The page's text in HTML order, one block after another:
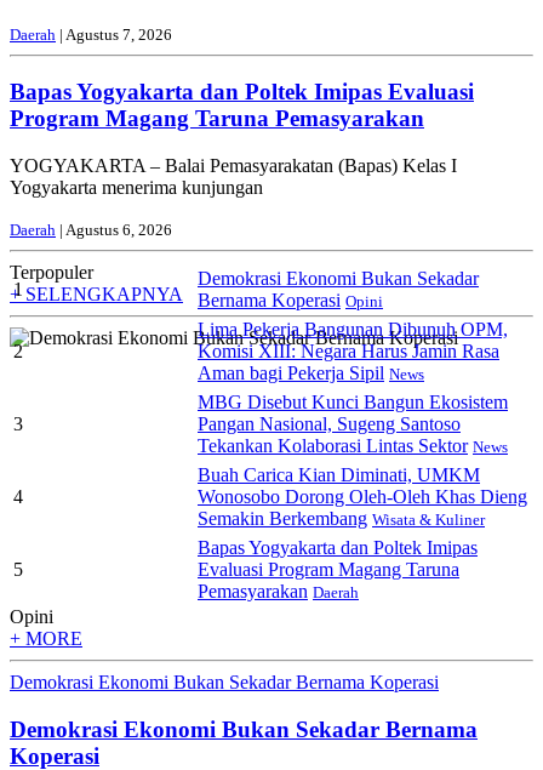
Daerah | Agustus 7, 2026
Bapas Yogyakarta dan Poltek Imipas Evaluasi
Program Magang Taruna Pemasyarakan
YOGYAKARTA – Balai Pemasyarakatan (Bapas) Kelas I
Yogyakarta menerima kunjungan
Daerah | Agustus 6, 2026
Terpopuler
+ SELENGKAPNYA
1
Demokrasi Ekonomi Bukan Sekadar
Bernama Koperasi Opini
2
Lima Pekerja Bangunan Dibunuh OPM,
Komisi XIII: Negara Harus Jamin Rasa
Aman bagi Pekerja Sipil News
3
MBG Disebut Kunci Bangun Ekosistem
Pangan Nasional, Sugeng Santoso
Tekankan Kolaborasi Lintas Sektor News
4
Buah Carica Kian Diminati, UMKM
Wonosobo Dorong Oleh-Oleh Khas Dieng
Semakin Berkembang Wisata & Kuliner
5
Bapas Yogyakarta dan Poltek Imipas
Evaluasi Program Magang Taruna
Pemasyarakan Daerah
Opini
+ MORE
Demokrasi Ekonomi Bukan Sekadar Bernama Koperasi
Demokrasi Ekonomi Bukan Sekadar Bernama
Koperasi